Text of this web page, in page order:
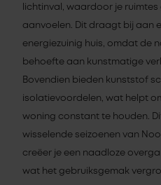
lichtinval, waardoor je
aanvoelen. Dit draagt bij aan
energiezuinig huis, omdat de
behoefte aan kunstmatige
Bovendien bieden kunststof
isolatievoordelen, wat helpt
woning constant te houden.
wisselende seizoenen van
creëer je een naadloze
wat het gebruiksgemak